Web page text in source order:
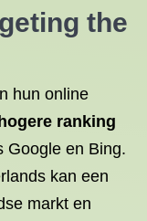
the
hun online
hogere ranking
Google en Bing.
kan een
markt en